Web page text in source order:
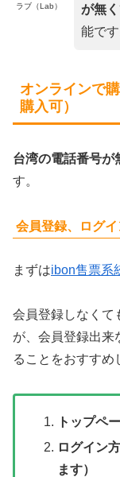
ラブ（Lab）
が無
能です
オンラインで
購入可）
台湾の電話番号が
す。
会員登録、ログイ
まずはibon售票系
会員登録しなくて
が、会員登録出来
ることをおすすめ
トップペ
ログイン
ます）